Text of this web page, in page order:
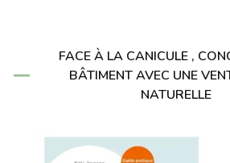
FACE À LA CANICULE ,
BÂTIMENT AVEC UNE
NATURELLE